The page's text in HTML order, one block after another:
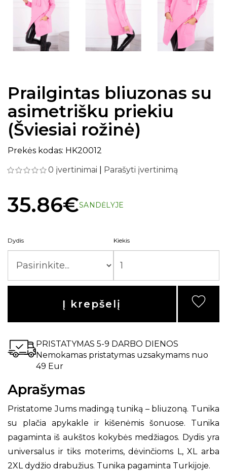
Prailgintas bliuzonas su
asimetrišku priekiu
(Šviesiai rožinė)
Prekės kodas: HK20012
0 įvertinimai
Parašyti įvertinimą
35.86€SANDĖLYJE
Dydis Kiekis
Į krepšelį
PRISTATYMAS 5-9 DARBO DIENOS
Nemokamas pristatymas uzsakymams nuo
49 Eur
Aprašymas
Pristatome Jums madingą tuniką – bliuzoną. Tunika
su plačia apykakle ir kišenėmis šonuose. Tunika
pagaminta iš aukštos kokybės medžiagos. Dydis yra
universalus ir tiks moterims, dėvinčioms L, XL arba
2XL dydžio drabužius. Tunika pagaminta Turkijoje.